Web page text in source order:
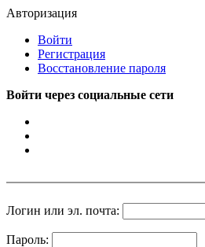
Авторизация
Войти
Регистрация
Восстановление пароля
Войти через социальные сети
Логин или эл. почта:
Пароль: